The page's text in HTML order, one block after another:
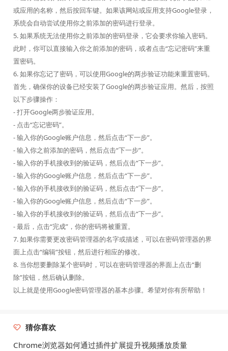
或应用的名称，然后按回车键。如果该网站或应用支持Google登录，
系统会自动尝试使用你之前添加的密码进行登录。
5. 如果系统无法使用你之前添加的密码登录，它会要求你输入密码。
此时，你可以直接输入你之前添加的密码，或者点击“忘记密码”来重
置密码。
6. 如果你忘记了密码，可以使用Google的两步验证功能来重置密码。
首先，确保你的设备已经安装了Google的两步验证应用。然后，按照
以下步骤操作：
- 打开Google两步验证应用。
- 点击“忘记密码”。
- 输入你的Google账户信息，然后点击“下一步”。
- 输入你之前添加的密码，然后点击“下一步”。
- 输入你的手机接收到的验证码，然后点击“下一步”。
- 输入你的Google账户信息，然后点击“下一步”。
- 输入你的手机接收到的验证码，然后点击“下一步”。
- 输入你的Google账户信息，然后点击“下一步”。
- 输入你的手机接收到的验证码，然后点击“下一步”。
- 最后，点击“完成”，你的密码将被重置。
7. 如果你需要更改密码管理器的名字或描述，可以在密码管理器的界
面上点击“编辑”按钮，然后进行相应的修改。
8. 当你想要删除某个密码时，可以在密码管理器的界面上点击“删
除”按钮，然后确认删除。
以上就是使用Google密码管理器的基本步骤。希望对你有所帮助！
猜你喜欢
Chrome浏览器如何通过插件扩展提升视频播放质量